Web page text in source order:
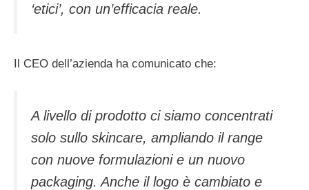
‘etici’, con un’efficacia reale.
Il CEO dell’azienda ha comunicato che:
A livello di prodotto ci siamo concentrati
solo sullo skincare, ampliando il range
con nuove formulazioni e un nuovo
packaging. Anche il logo è cambiato e